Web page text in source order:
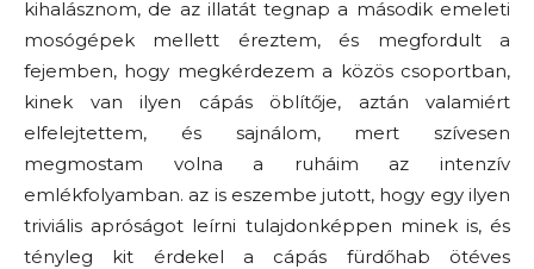
kihalásznom, de az illatát tegnap a második emeleti
mosógépek mellett éreztem, és megfordult a
fejemben, hogy megkérdezem a közös csoportban,
kinek van ilyen cápás öblítője, aztán valamiért
elfelejtettem, és sajnálom, mert szívesen
megmostam volna a ruháim az intenzív
emlékfolyamban. az is eszembe jutott, hogy egy ilyen
triviális apróságot leírni tulajdonképpen minek is, és
tényleg kit érdekel a cápás fürdőhab ötéves